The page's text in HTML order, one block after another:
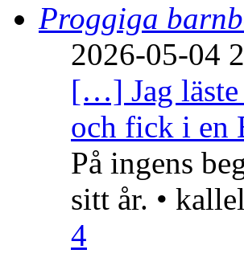
Proggiga
2026-05-04
[…] Jag läste
och fick i en
På ingens
sitt år. •
4